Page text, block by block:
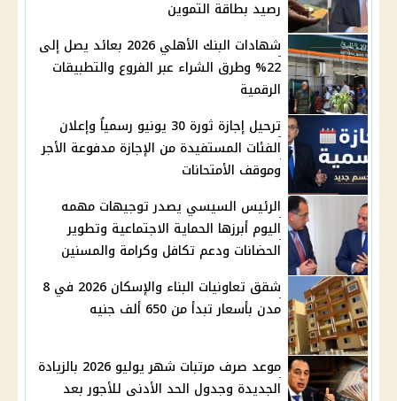
رصيد بطاقة التموين
شهادات البنك الأهلي 2026 بعائد يصل إلى
22% وطرق الشراء عبر الفروع والتطبيقات
الرقمية
ترحيل إجازة ثورة 30 يونيو رسمياُ وإعلان
الفئات المستفيدة من الإجازة مدفوعة الأجر
وموقف الأمتحانات
الرئيس السيسي يصدر توجيهات مهمه
اليوم أبرزها الحماية الاجتماعية وتطوير
الحضانات ودعم تكافل وكرامة والمسنين
شقق تعاونيات البناء والإسكان 2026 في 8
مدن بأسعار تبدأ من 650 ألف جنيه
موعد صرف مرتبات شهر يوليو 2026 بالزيادة
الجديدة وجدول الحد الأدنى للأجور بعد